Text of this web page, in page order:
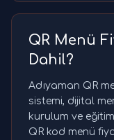
QR Menü
Dahil?
Adıyaman QR
sistemi, dijital
kurulum ve
QR kod menü